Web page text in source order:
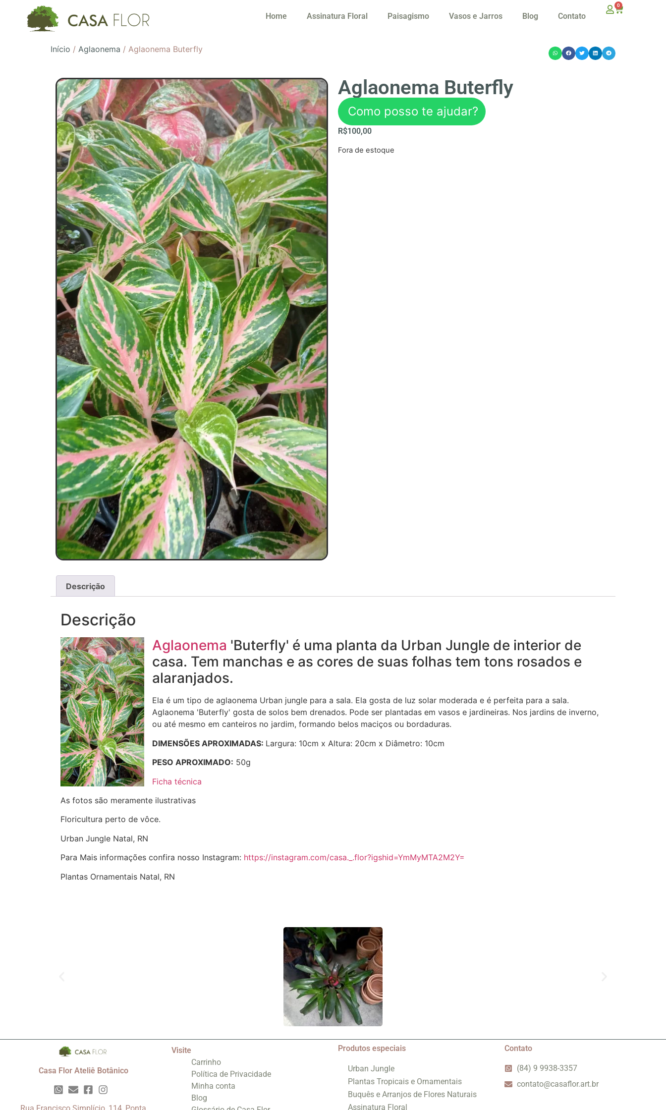
Home Assinatura Floral Paisagismo Vasos e Jarros Blog Contato
0
Início / Aglaonema / Aglaonema Buterfly
Aglaonema Buterfly
Como posso te ajudar?
R$100,00
Fora de estoque
Descrição
Descrição
Aglaonema 'Buterfly' é uma planta da Urban Jungle de interior de
casa. Tem manchas e as cores de suas folhas tem tons rosados e
alaranjados.
Ela é um tipo de aglaonema Urban jungle para a sala. Ela gosta de luz solar moderada e é perfeita para a sala.
Aglaonema 'Buterfly' gosta de solos bem drenados. Pode ser plantadas em vasos e jardineiras. Nos jardins de inverno,
ou até mesmo em canteiros no jardim, formando belos maciços ou bordaduras.
DIMENSÕES APROXIMADAS: Largura: 10cm x Altura: 20cm x Diâmetro: 10cm
PESO APROXIMADO: 50g
Ficha técnica
As fotos são meramente ilustrativas
Floricultura perto de vôce.
Urban Jungle Natal, RN
Para Mais informações confira nosso Instagram: https://instagram.com/casa._.flor?igshid=YmMyMTA2M2Y=
Plantas Ornamentais Natal, RN
Casa Flor Ateliê Botânico
Rua Francisco Simplício, 114, Ponta
Visite
Carrinho
Política de Privacidade
Minha conta
Blog
Produtos especiais
Urban Jungle
Plantas Tropicais e Ornamentais
Buquês e Arranjos de Flores Naturais
Assinatura Floral
Contato
(84) 9 9938-3357
contato@casaflor.art.br